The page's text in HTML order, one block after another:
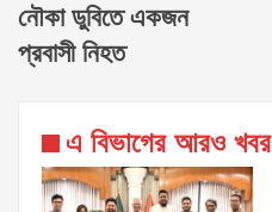
নৌকা ডুবিতে একজন
প্রবাসী নিহত
এ বিভাগের আরও খবর